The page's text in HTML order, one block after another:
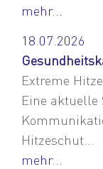
mehr...
18.07.2026
Extreme
Eine aktuelle
Hitzeschut...
mehr...